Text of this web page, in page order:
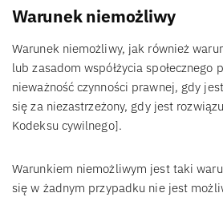
Warunek niemożliwy
Warunek niemożliwy, jak również
lub zasadom współżycia społecznego
nieważność czynności prawnej, gdy
się za niezastrzeżony, gdy jest
Kodeksu cywilnego].
Warunkiem niemożliwym jest taki
się w żadnym przypadku nie jest